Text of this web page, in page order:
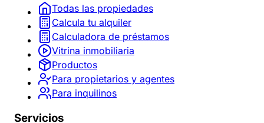
Todas las propiedades
Calcula tu alquiler
Calculadora de préstamos
Vitrina inmobiliaria
Productos
Para propietarios y agentes
Para inquilinos
Servicios